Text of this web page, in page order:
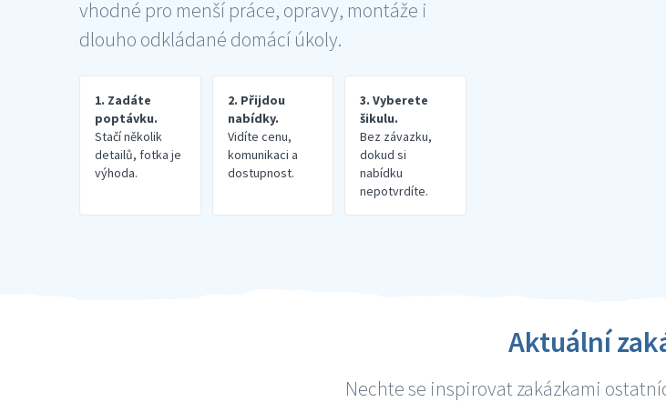
vhodné pro menší práce, opravy, montáže i
dlouho odkládané domácí úkoly.
1. Zadáte
poptávku.
Stačí několik
detailů, fotka je
výhoda.
2. Přijdou
nabídky.
Vidíte cenu,
komunikaci a
dostupnost.
3. Vyberete
šikulu.
Bez závazku,
dokud si
nabídku
nepotvrdíte.
Aktuální
Nechte se inspirovat zakázkami